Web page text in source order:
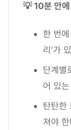
💡 10분 안
한 번
리'가
단계별
어 있는
탄탄한
져야